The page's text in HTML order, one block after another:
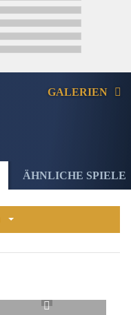
GALERIEN
ÄHNLICHE SPIELE